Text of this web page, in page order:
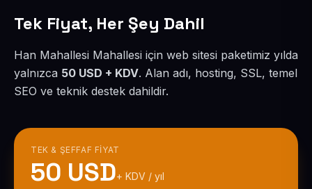
Tek Fiyat, Her Şey Dahil
Han Mahallesi Mahallesi için web sitesi paketimiz yılda
yalnızca 50 USD + KDV. Alan adı, hosting, SSL, temel
SEO ve teknik destek dahildir.
TEK & ŞEFFAF FIYAT
50 USD+ KDV / yıl